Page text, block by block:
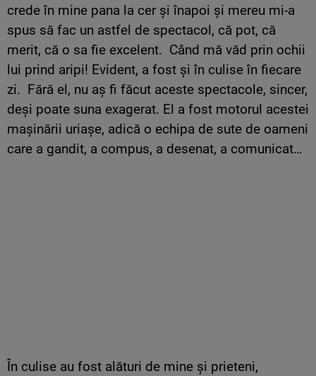
crede în mine pana la cer și înapoi și mereu mi-a
spus să fac un astfel de spectacol, că pot, că
merit, că o sa fie excelent. Când mă văd prin ochii
lui prind aripi! Evident, a fost și în culise în fiecare
zi. Fără el, nu aș fi făcut aceste spectacole, sincer,
deși poate suna exagerat. El a fost motorul acestei
mașinării uriașe, adică o echipa de sute de oameni
care a gandit, a compus, a desenat, a comunicat…
În culise au fost alături de mine și prieteni,